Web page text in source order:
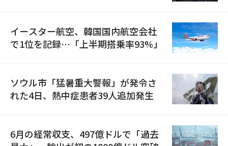
イースター航空、韓国国内航空会社
で1位を記録…「上半期搭乗率93%」
ソウル市「猛暑重大警報」が発令さ
れた4日、熱中症患者39人追加発生
6月の経常収支、497億ドルで「過去